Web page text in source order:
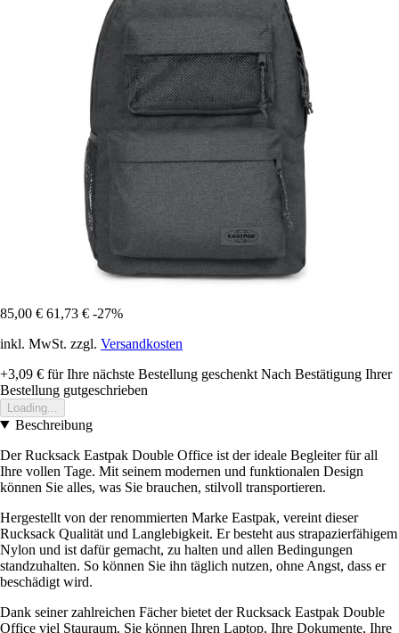
85,00 € 61,73 € -27%
inkl. MwSt. zzgl. Versandkosten
+3,09 € für Ihre nächste Bestellung geschenkt Nach Bestätigung Ihrer
Bestellung gutgeschrieben
Loading...
Beschreibung
Der Rucksack Eastpak Double Office ist der ideale Begleiter für all
Ihre vollen Tage. Mit seinem modernen und funktionalen Design
können Sie alles, was Sie brauchen, stilvoll transportieren.
Hergestellt von der renommierten Marke Eastpak, vereint dieser
Rucksack Qualität und Langlebigkeit. Er besteht aus strapazierfähigem
Nylon und ist dafür gemacht, zu halten und allen Bedingungen
standzuhalten. So können Sie ihn täglich nutzen, ohne Angst, dass er
beschädigt wird.
Dank seiner zahlreichen Fächer bietet der Rucksack Eastpak Double
Office viel Stauraum. Sie können Ihren Laptop, Ihre Dokumente, Ihre